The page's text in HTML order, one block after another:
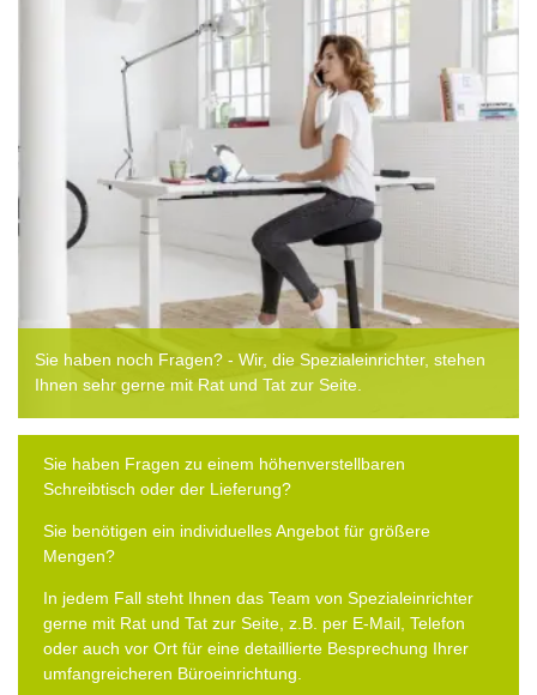
Sie haben noch Fragen? - Wir, die Spezialeinrichter, stehen
Ihnen sehr gerne mit Rat und Tat zur Seite.
Sie haben Fragen zu einem höhenverstellbaren
Schreibtisch oder der Lieferung?
Sie benötigen ein individuelles Angebot für größere
Mengen?
In jedem Fall steht Ihnen das Team von Spezialeinrichter
gerne mit Rat und Tat zur Seite, z.B. per E-Mail, Telefon
oder auch vor Ort für eine detaillierte Besprechung Ihrer
umfangreicheren Büroeinrichtung.